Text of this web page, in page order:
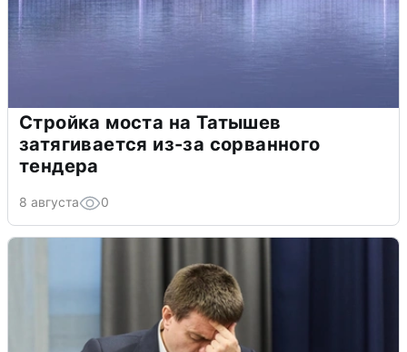
Стройка моста на Татышев
затягивается из-за сорванного
тендера
8 августа 0